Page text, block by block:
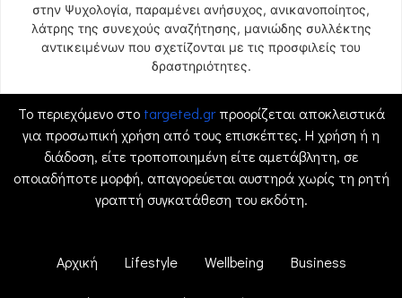
στην Ψυχολογία, παραμένει ανήσυχος, ανικανοποίητος,
λάτρης της συνεχούς αναζήτησης, μανιώδης συλλέκτης
αντικειμένων που σχετίζονται με τις προσφιλείς του
δραστηριότητες.
Το περιεχόμενο στο targeted.grπροορίζεται αποκλειστικά
για προσωπική χρήση από τους επισκέπτες. Η χρήση ή η
διάδοση, είτε τροποποιημένη είτε αμετάβλητη, σε
οποιαδήποτε μορφή, απαγορεύεται αυστηρά χωρίς τη ρητή
γραπτή συγκατάθεση του εκδότη.
Αρχική Lifestyle Wellbeing Business